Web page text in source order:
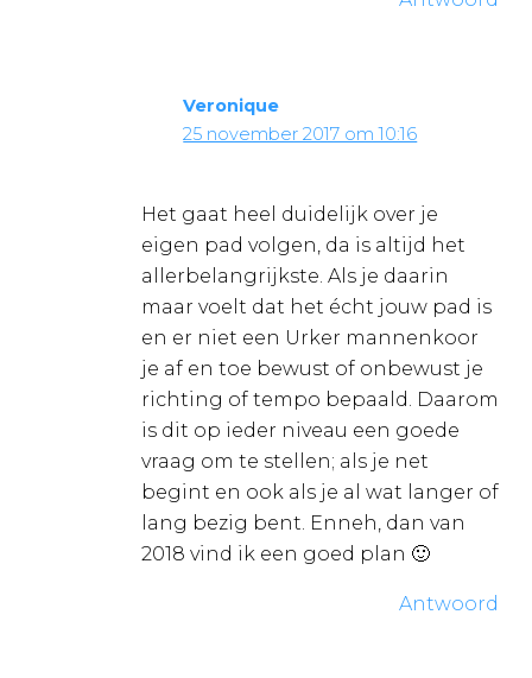
Veronique
25 november 2017 om 10:16
Het gaat heel duidelijk over je
eigen pad volgen, da is altijd het
allerbelangrijkste. Als je daarin
maar voelt dat het écht jouw pad is
en er niet een Urker mannenkoor
je af en toe bewust of onbewust je
richting of tempo bepaald. Daarom
is dit op ieder niveau een goede
vraag om te stellen; als je net
begint en ook als je al wat langer of
lang bezig bent. Enneh, dan van
2018 vind ik een goed plan 🙂
Antwoord